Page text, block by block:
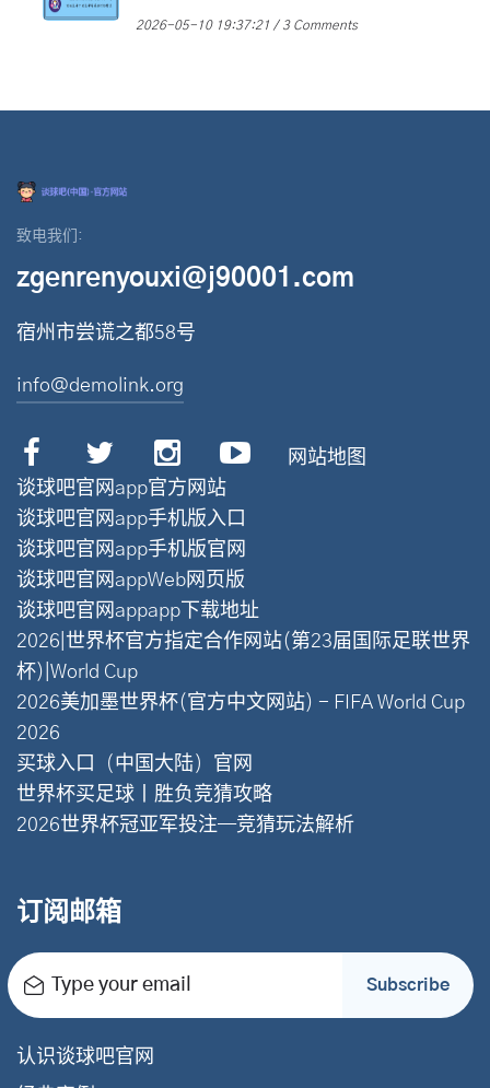
2026-05-10 19:37:21 3 Comments
致电我们:
zgenrenyouxi@j90001.com
宿州市尝谎之都58号
info@demolink.org
网站地图
谈球吧官网app官方网站
谈球吧官网app手机版入口
谈球吧官网app手机版官网
谈球吧官网appWeb网页版
谈球吧官网appapp下载地址
2026|世界杯官方指定合作网站(第23届国际足联世界
杯)|World Cup
2026美加墨世界杯(官方中文网站) - FIFA World Cup
2026
买球入口（中国大陆）官网
世界杯买足球丨胜负竞猜攻略
2026世界杯冠亚军投注—竞猜玩法解析
订阅邮箱
Type your email Subscribe
认识谈球吧官网